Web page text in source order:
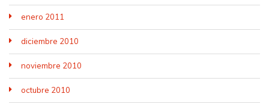
enero 2011
diciembre 2010
noviembre 2010
octubre 2010